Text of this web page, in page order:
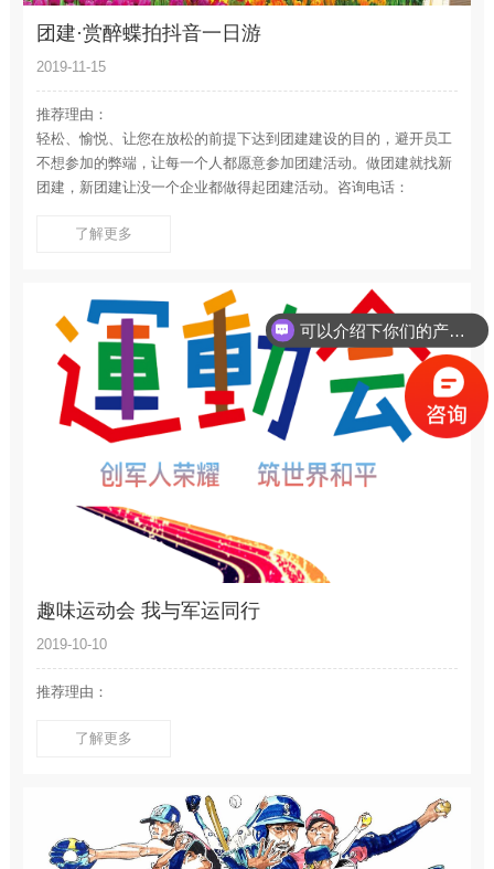
团建·赏醉蝶拍抖音一日游
2019-11-15
推荐理由：
轻松、愉悦、让您在放松的前提下达到团建建设的目的，避开员工
不想参加的弊端，让每一个人都愿意参加团建活动。做团建就找新
团建，新团建让没一个企业都做得起团建活动。咨询电话：
了解更多
趣味运动会 我与军运同行
2019-10-10
推荐理由：
了解更多
可以介绍下你们的产品么？